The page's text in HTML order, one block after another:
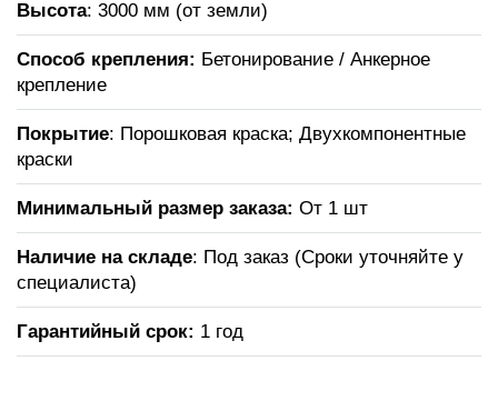
Высота: 3000 мм (от земли)
Способ крепления: Бетонирование / Анкерное
крепление
Покрытие: Порошковая краска; Двухкомпонентные
краски
Минимальный размер заказа: От 1 шт
Наличие на складе: Под заказ (Сроки уточняйте у
специалиста)
Гарантийный срок: 1 год